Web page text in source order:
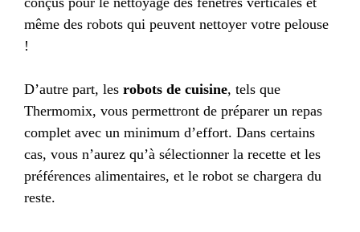
même des robots qui peuvent nettoyer votre pelouse
!
D’autre part, les robots de cuisine, tels que
Thermomix, vous permettront de préparer un repas
complet avec un minimum d’effort. Dans certains
cas, vous n’aurez qu’à sélectionner la recette et les
préférences alimentaires, et le robot se chargera du
reste.